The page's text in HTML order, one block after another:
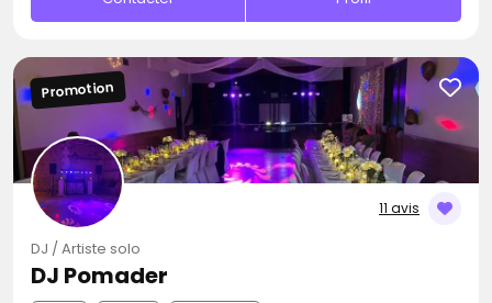
11 avis
Promotion
DJ / Artiste solo
DJ Pomader